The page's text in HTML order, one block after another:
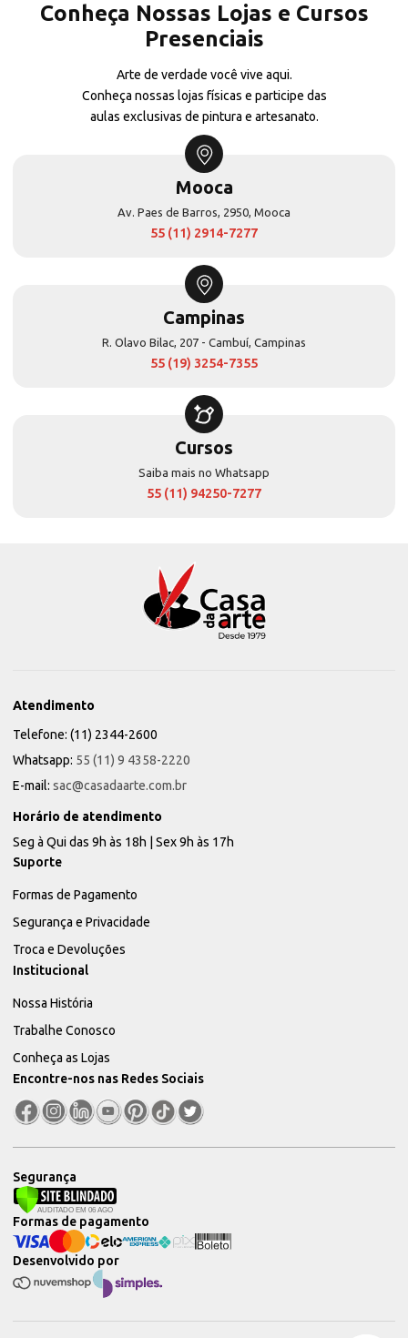
Conheça Nossas Lojas e Cursos
Presenciais
Arte de verdade você vive aqui.
Conheça nossas lojas físicas e participe das
aulas exclusivas de pintura e artesanato.
Mooca
Av. Paes de Barros, 2950, Mooca
55 (11) 2914-7277
Campinas
R. Olavo Bilac, 207 - Cambuí, Campinas
55 (19) 3254-7355
Cursos
Saiba mais no Whatsapp
55 (11) 94250-7277
Atendimento
Telefone: (11) 2344-2600
Whatsapp: 55 (11) 9 4358-2220
E-mail: sac@casadaarte.com.br
Horário de atendimento
Seg à Qui das 9h às 18h | Sex 9h às 17h
Suporte
Formas de Pagamento
Segurança e Privacidade
Troca e Devoluções
Institucional
Nossa História
Trabalhe Conosco
Conheça as Lojas
Encontre-nos nas Redes Sociais
Segurança
Desenvolvido por
Formas de pagamento